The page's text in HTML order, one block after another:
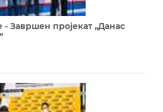
Завршен пројекат „Данас